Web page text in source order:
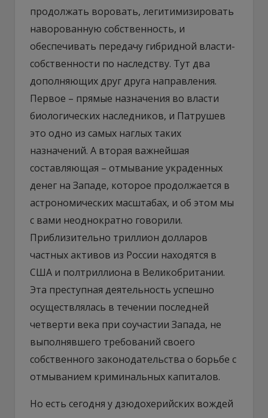
продолжать воровать, легитимизировать
наворованную собственность, и
обеспечивать передачу гибридной власти-
собственности по наследству. Тут два
дополняющих друг друга направления.
Первое – прямые назначения во власти
биологических наследников, и Патрушев
это одно из самых наглых таких
назначений. А вторая важнейшая
составляющая – отмывание украденных
денег на Западе, которое продолжается в
астрономических масштабах, и об этом мы
с вами неоднократно говорили.
Приблизительно триллион долларов
частных активов из России находятся в
США и полтриллиона в Великобритании.
Эта преступная деятельность успешно
осуществлялась в течении последней
четверти века при соучастии Запада, не
выполнявшего требований своего
собственного законодательства о борьбе с
отмыванием криминальных капиталов.
Но есть сегодня у дзюдохерийских вождей